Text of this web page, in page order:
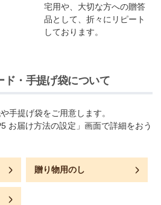
宅用や、大切な方への贈答
品として、折々にリピート
しております。
ド・手提げ袋について
手提げ袋をご用意します。
お届け方法の設定」画面で詳細をおう
贈り物用のし